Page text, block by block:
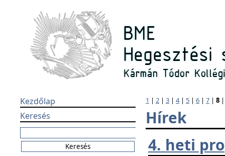
Kezdőlap
Keresés
1 | 2 | 3 | 4| 5 | 6 | 7 | 8
Hírek
4. heti